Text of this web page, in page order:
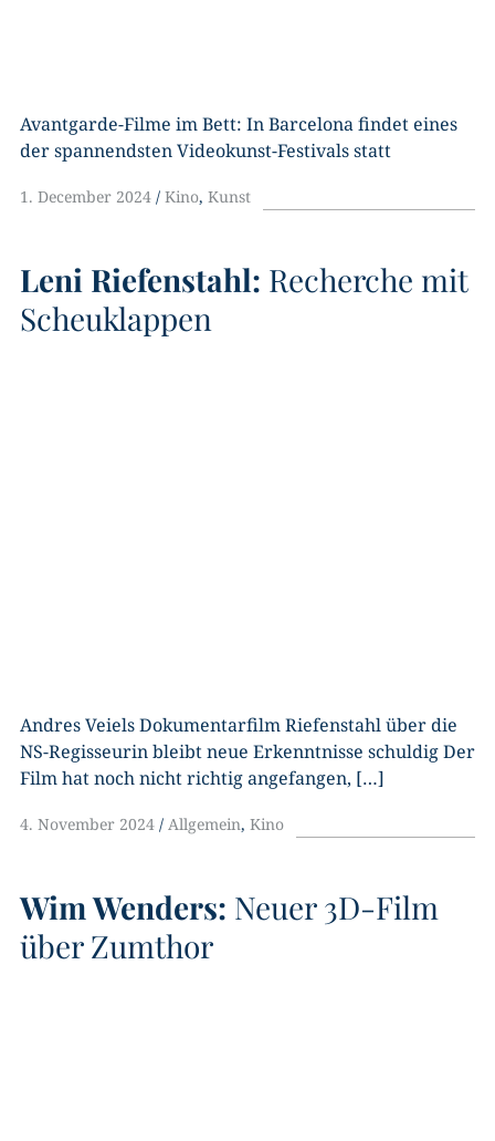
Avantgarde-Filme im Bett: In Barcelona findet eines
der spannendsten Videokunst-Festivals statt
1. December 2024 Kino, Kunst
Leni Riefenstahl: Recherche mit
Scheuklappen
Andres Veiels Dokumentarfilm Riefenstahl über die
NS-Regisseurin bleibt neue Erkenntnisse schuldig Der
Film hat noch nicht richtig angefangen, […]
4. November 2024 Allgemein, Kino
Wim Wenders: Neuer 3D-Film
über Zumthor